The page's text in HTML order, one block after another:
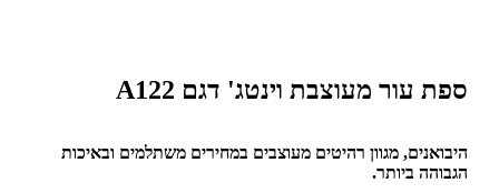
ספת עור מעוצבת וינטג' דגם A122
היבואנים, מגוון רהיטים מעוצבים במחירים משתלמים ובאיכות
הגבוהה ביותר.